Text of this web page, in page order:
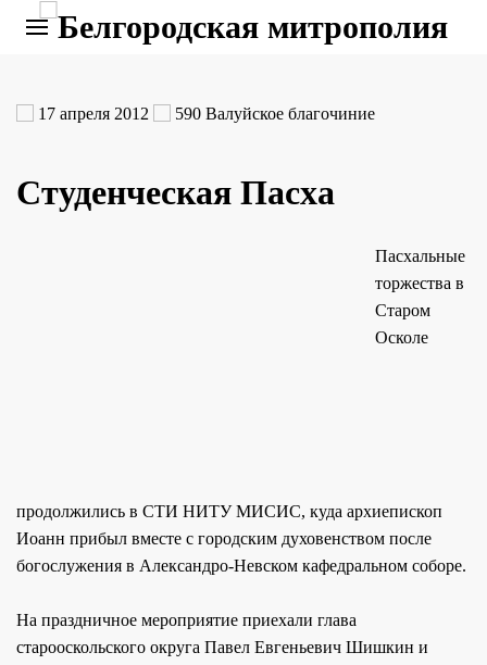
17 апреля 2012 590 Валуйское благочиние
Студенческая Пасха
Пасхальные
торжества в
Старом
Осколе
продолжились в СТИ НИТУ МИСИС, куда архиепископ
Иоанн прибыл вместе с городским духовенством после
богослужения в Александро-Невском кафедральном соборе.
На праздничное мероприятие приехали глава
старооскольского округа Павел Евгеньевич Шишкин и